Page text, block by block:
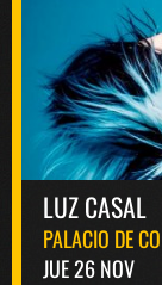
LUZ CASAL
PALACIO DE
JUE 26 NOV